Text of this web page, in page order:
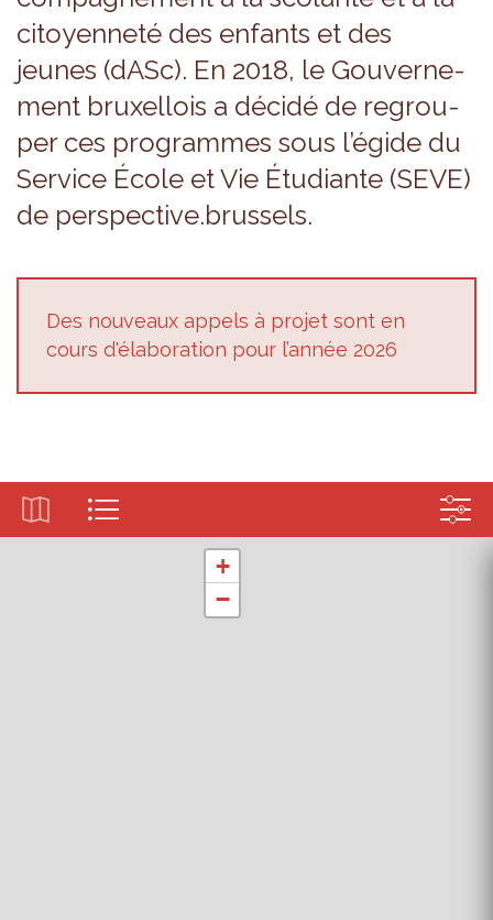
citoyen­neté des enfants et des
jeunes (dASc). En 2018, le Gou­ver­ne­
ment bruxel­lois a décidé de regrou­
per ces pro­grammes sous l’égide du
Ser­vice École et Vie Étu­diante (SEVE)
de pers­pec­tive.brus­sels.
Des nou­veaux appels à pro­jet sont en
cours d'éla­bo­ra­tion pour l’an­née 2026
+
−